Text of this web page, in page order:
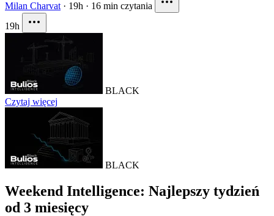
Milan Charvat · 19h · 16 min czytania
19h
BLACK
Czytaj więcej
BLACK
Weekend Intelligence: Najlepszy tydzień
od 3 miesięcy